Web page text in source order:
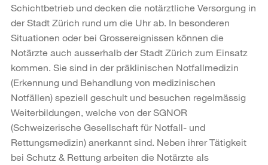
Schichtbetrieb und decken die notärztliche Versorgung in
der Stadt Zürich rund um die Uhr ab. In besonderen
Situationen oder bei Grossereignissen können die
Notärzte auch ausserhalb der Stadt Zürich zum Einsatz
kommen. Sie sind in der präklinischen Notfallmedizin
(Erkennung und Behandlung von medizinischen
Notfällen) speziell geschult und besuchen regelmässig
Weiterbildungen, welche von der SGNOR
(Schweizerische Gesellschaft für Notfall- und
Rettungsmedizin) anerkannt sind. Neben ihrer Tätigkeit
bei Schutz & Rettung arbeiten die Notärzte als